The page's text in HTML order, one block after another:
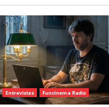
Entrevistas Funcinema Radio